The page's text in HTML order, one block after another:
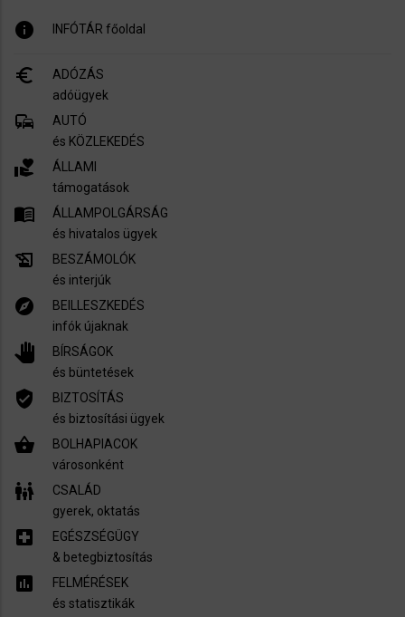
info INFÓTÁR főoldal
euro_symbol
ADÓZÁS
adóügyek
commute
AUTÓ
és KÖZLEKEDÉS
volunteer_activism
ÁLLAMI
támogatások
menu_book
ÁLLAMPOLGÁRSÁG
és hivatalos ügyek
history_edu
BESZÁMOLÓK
és interjúk
explore
BEILLESZKEDÉS
infók újaknak
pan_tool
BÍRSÁGOK
és büntetések
verified_user
BIZTOSÍTÁS
és biztosítási ügyek
shopping_basket
BOLHAPIACOK
városonként
family_restroom
CSALÁD
gyerek, oktatás
local_hospital
EGÉSZSÉGÜGY
​& betegbiztosítás
assessment
FELMÉRÉSEK
és statisztikák